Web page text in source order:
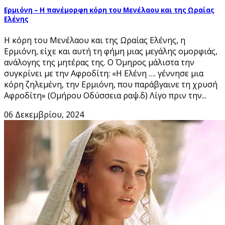
Ερμιόνη – Η πανέμορφη κόρη του Μενέλαου και της Ωραίας
Ελένης
Η κόρη του Μενέλαου και της Ωραίας Ελένης, η
Ερμιόνη, είχε και αυτή τη φήμη μιας μεγάλης ομορφιάς,
ανάλογης της μητέρας της. Ο Όμηρος μάλιστα την
συγκρίνει με την Αφροδίτη: «H Ελένη …. γέννησε μια
κόρη ζηλεμένη, την Ερμιόνη, που παράβγαινε τη χρυσή
Αφροδίτη» (Ομήρου Οδύσσεια ραψ.δ) Λίγο πριν την...
06 Δεκεμβρίου, 2024